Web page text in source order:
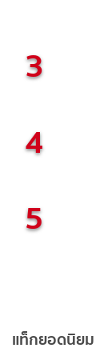
3
4
5
แท็กยอดนิยม